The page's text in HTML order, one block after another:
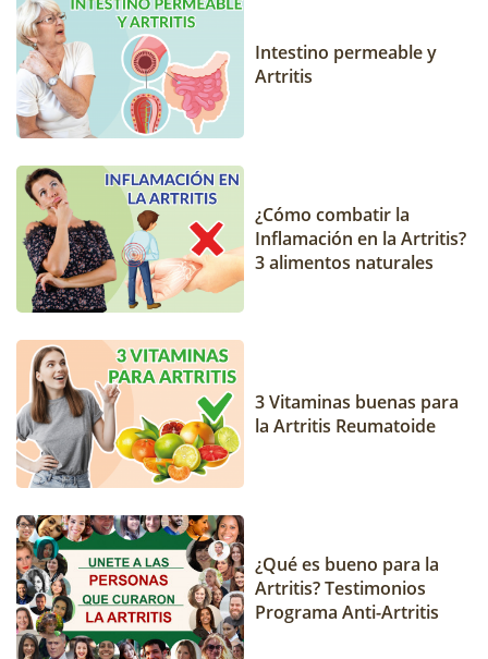
Intestino permeable y
Artritis
¿Cómo combatir la
Inflamación en la Artritis?
3 alimentos naturales
3 Vitaminas buenas para
la Artritis Reumatoide
¿Qué es bueno para la
Artritis? Testimonios
Programa Anti-Artritis